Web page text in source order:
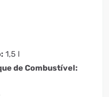
1,5 l
de Combustível: